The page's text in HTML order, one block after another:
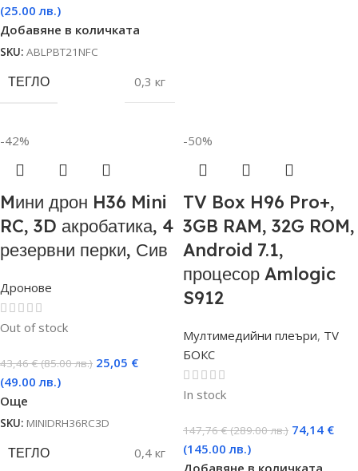
(25.00 лв.)
Добавяне в количката
SKU: ABLPBT21NFC
ТЕГЛО 0,3 кг
-42%
Mини дрон H36 Mini
RC, 3D акробатика, 4
резервни перки, Сив
Дронове
Out of stock
43,46€ (85.00 лв.) 25,05 €
(49.00 лв.)
Още
SKU: MINIDRH36RC3D
ТЕГЛО 0,4 кг
-50%
TV Box H96 Pro+,
3GB RAM, 32G ROM,
Android 7.1,
процесор Amlogic
S912
Мултимедийни плеъри, TV
БОКС
In stock
147,76€ (289.00 лв.) 74,14 €
(145.00 лв.)
Добавяне в количката